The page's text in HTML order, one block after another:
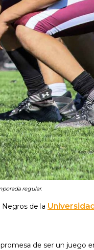
regular.
Negros de la
de ser un juego